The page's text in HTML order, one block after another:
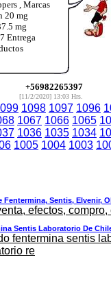
, Marcas
20 mg
mg
Entrega
+56982265397
[11/2/2020] 13:03 Hrs.
1098 1097 1096
1067 1066 1065
1036 1035 1034
1005 1004 1003
Fentermina, Sentis, Elvenir,
efectos,
Sentis Laboratorio De
fentermina sentis
re